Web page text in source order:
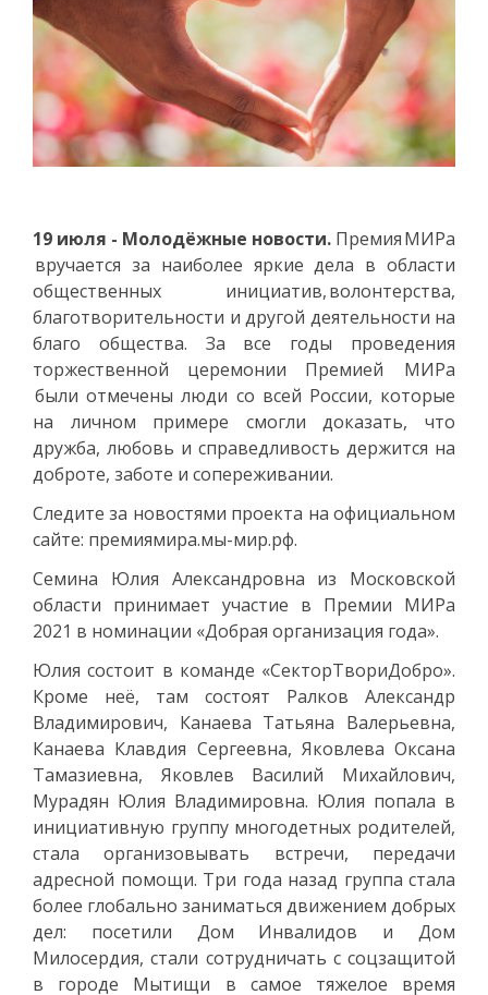
19 июля - Молодёжные новости. Премия МИРа
вручается за наиболее яркие дела в области
общественных инициатив, волонтерства,
благотворительности и другой деятельности на
благо общества. За все годы проведения
торжественной церемонии Премией МИРа
были отмечены люди со всей России, которые
на личном примере смогли доказать, что
дружба, любовь и справедливость держится на
доброте, заботе и сопереживании.
Следите за новостями проекта на официальном
сайте: премиямира.мы-мир.рф.
Семина Юлия Александровна из Московской
области принимает участие в Премии МИРа
2021 в номинации «Добрая организация года».
Юлия состоит в команде «СекторТвориДобро».
Кроме неё, там состоят Ралков Александр
Владимирович, Канаева Татьяна Валерьевна,
Канаева Клавдия Сергеевна, Яковлева Оксана
Тамазиевна, Яковлев Василий Михайлович,
Мурадян Юлия Владимировна. Юлия попала в
инициативную группу многодетных родителей,
стала организовывать встречи, передачи
адресной помощи. Три года назад группа стала
более глобально заниматься движением добрых
дел: посетили Дом Инвалидов и Дом
Милосердия, стали сотрудничать с соцзащитой
в городе Мытищи в самое тяжелое время